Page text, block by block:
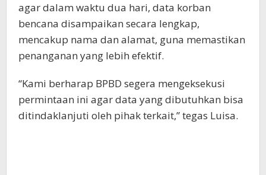
agar dalam waktu dua hari, data korban
bencana disampaikan secara lengkap,
mencakup nama dan alamat, guna memastikan
penanganan yang lebih efektif.
“Kami berharap BPBD segera mengeksekusi
permintaan ini agar data yang dibutuhkan bisa
ditindaklanjuti oleh pihak terkait,” tegas Luisa.